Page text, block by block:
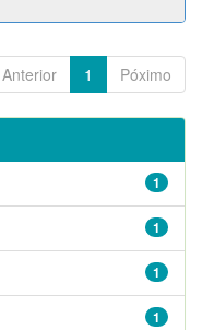
Anterior 1 Póximo
1
1
1
1